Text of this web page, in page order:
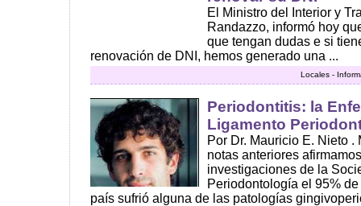
El Ministro del Interior y
Randazzo, informó hoy
que tengan dudas e si
renovación de DNI, hemos generado una ...
Locales -
Periodontitis: la
Ligamento
Por Dr. Mauricio E. Nieto
notas anteriores
investigaciones de la
Periodontología el 95%
país sufrió alguna de las patologías